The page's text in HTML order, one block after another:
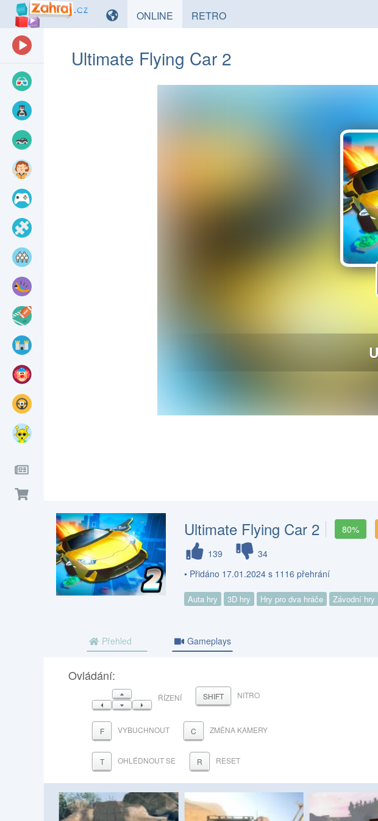
ONLINE HRYRETROHRY
Ultimate Flying Car 2
Ultimate Flying Car 2
80%
139
34
• Přidáno 17.01.2024 s 1116 přehrání
Auta hry 3D hry Hry pro dva hráče Závodní hry
Přehled Gameplays
Ovládání:
NAHORU
VLEVODOLŮVPRAVO
ŘÍZENÍ SHIFT NITRO
F VYBUCHNOUT C ZMĚNA KAMERY
T OHLÉDNOUT SE R RESET